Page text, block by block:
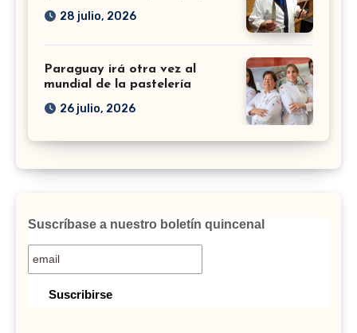
28 julio, 2026
Paraguay irá otra vez al
mundial de la pastelería
26 julio, 2026
Suscríbase a nuestro boletín quincenal